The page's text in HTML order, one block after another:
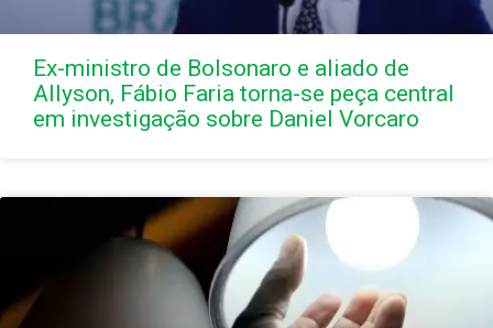
Ex-ministro de Bolsonaro e aliado de
Allyson, Fábio Faria torna-se peça central
em investigação sobre Daniel Vorcaro